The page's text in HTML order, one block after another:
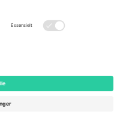
kan variere avhengig av
detaljer, sjekk spesifikke